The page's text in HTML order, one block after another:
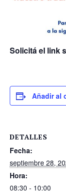
Solicitá el link
Añadir al
DETALLES
Fecha:
septiembre 28,
Hora:
08:30 - 10:00